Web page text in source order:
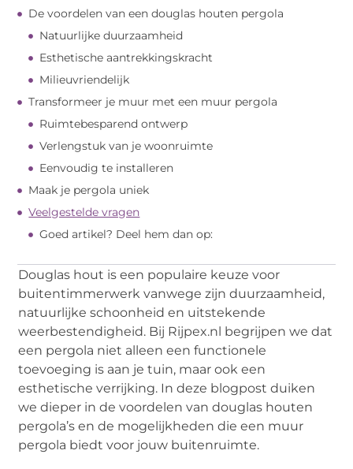
De voordelen van een douglas houten pergola
Natuurlijke duurzaamheid
Esthetische aantrekkingskracht
Milieuvriendelijk
Transformeer je muur met een muur pergola
Ruimtebesparend ontwerp
Verlengstuk van je woonruimte
Eenvoudig te installeren
Maak je pergola uniek
Veelgestelde vragen
Goed artikel? Deel hem dan op:
Douglas hout is een populaire keuze voor
buitentimmerwerk vanwege zijn duurzaamheid,
natuurlijke schoonheid en uitstekende
weerbestendigheid. Bij Rijpex.nl begrijpen we dat
een pergola niet alleen een functionele
toevoeging is aan je tuin, maar ook een
esthetische verrijking. In deze blogpost duiken
we dieper in de voordelen van douglas houten
pergola’s en de mogelijkheden die een muur
pergola biedt voor jouw buitenruimte.